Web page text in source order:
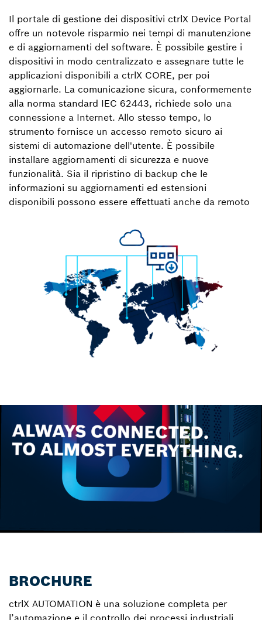
Il portale di gestione dei dispositivi ctrlX Device Portal
offre un notevole risparmio nei tempi di manutenzione
e di aggiornamenti del software. È possibile gestire i
dispositivi in modo centralizzato e assegnare tutte le
applicazioni disponibili a ctrlX CORE, per poi
aggiornarle. La comunicazione sicura, conformemente
alla norma standard IEC 62443, richiede solo una
connessione a Internet. Allo stesso tempo, lo
strumento fornisce un accesso remoto sicuro ai
sistemi di automazione dell'utente. È possibile
installare aggiornamenti di sicurezza e nuove
funzionalità. Sia il ripristino di backup che le
informazioni su aggiornamenti ed estensioni
disponibili possono essere effettuati anche da remoto
BROCHURE
ctrlX AUTOMATION è una soluzione completa per
l’automazione e il controllo dei processi industriali.